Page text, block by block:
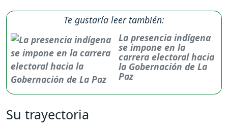
Te gustaría leer también:
La presencia indígena
se impone en la
carrera electoral hacia
la Gobernación de La
Paz
Su trayectoria